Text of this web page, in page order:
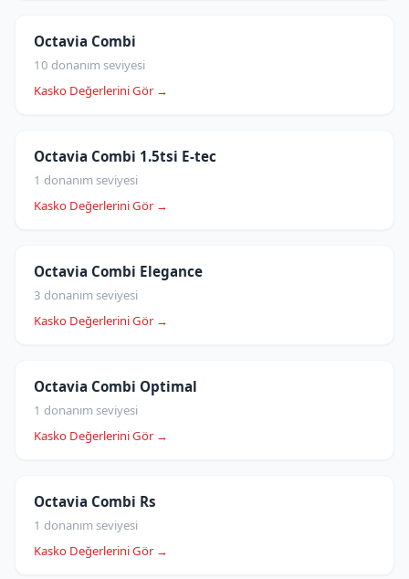
Octavia Combi
10 donanım seviyesi
Kasko Değerlerini Gör →
Octavia Combi 1.5tsi E-tec
1 donanım seviyesi
Kasko Değerlerini Gör →
Octavia Combi Elegance
3 donanım seviyesi
Kasko Değerlerini Gör →
Octavia Combi Optimal
1 donanım seviyesi
Kasko Değerlerini Gör →
Octavia Combi Rs
1 donanım seviyesi
Kasko Değerlerini Gör →